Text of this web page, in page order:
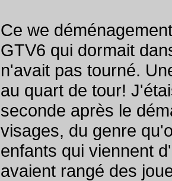
Ce we
GTV6 qui dormait
n'avait pas tourné.
au quart de tour!
seconde après le
visages, du genre
enfants qui viennent
avaient rangé des